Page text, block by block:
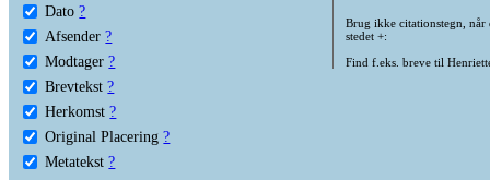
Dato ?
Afsender ?
Modtager ?
Brevtekst ?
Herkomst ?
Original Placering ?
Metatekst ?
Brug ikke citationstegn, når
stedet +:
Find f.eks. breve til